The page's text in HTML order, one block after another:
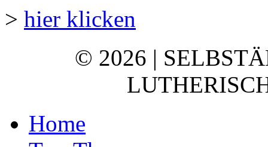
> hier klicken
© 2026 |
Home